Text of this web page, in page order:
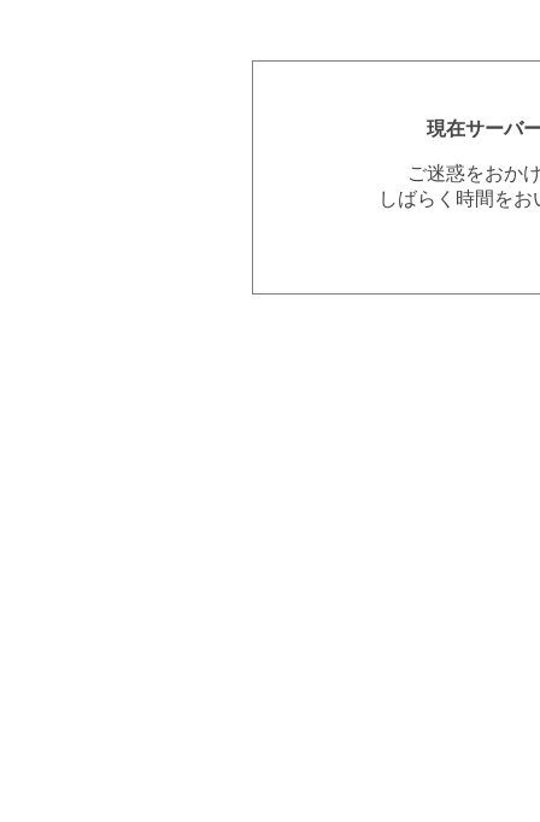
現在サーバ
ご迷惑をおか
しばらく時間を